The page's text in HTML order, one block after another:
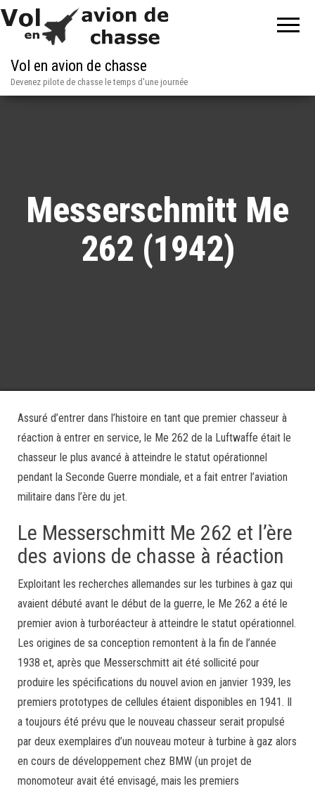
Vol en avion de chasse
Devenez pilote de chasse le temps d'une journée
Messerschmitt Me
262 (1942)
Assuré d’entrer dans l’histoire en tant que premier chasseur à
réaction à entrer en service, le Me 262 de la Luftwaffe était le
chasseur le plus avancé à atteindre le statut opérationnel
pendant la Seconde Guerre mondiale, et a fait entrer l’aviation
militaire dans l’ère du jet.
Le Messerschmitt Me 262 et l’ère
des avions de chasse à réaction
Exploitant les recherches allemandes sur les turbines à gaz qui
avaient débuté avant le début de la guerre, le Me 262 a été le
premier avion à turboréacteur à atteindre le statut opérationnel.
Les origines de sa conception remontent à la fin de l’année
1938 et, après que Messerschmitt ait été sollicité pour
produire les spécifications du nouvel avion en janvier 1939, les
premiers prototypes de cellules étaient disponibles en 1941. Il
a toujours été prévu que le nouveau chasseur serait propulsé
par deux exemplaires d’un nouveau moteur à turbine à gaz alors
en cours de développement chez BMW (un projet de
monomoteur avait été envisagé, mais les premiers